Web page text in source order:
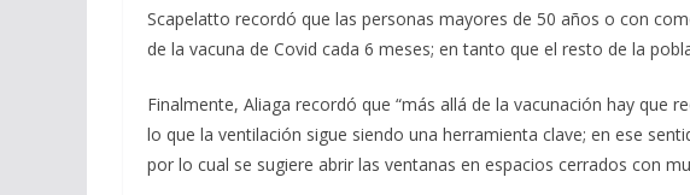
Scapelatto recordó que las personas mayores de 50 años o con
de la vacuna de Covid cada 6 meses; en tanto que el resto de la
Finalmente, Aliaga recordó que “más allá de la vacunación hay que
lo que la ventilación sigue siendo una herramienta clave; en ese
por lo cual se sugiere abrir las ventanas en espacios cerrados con